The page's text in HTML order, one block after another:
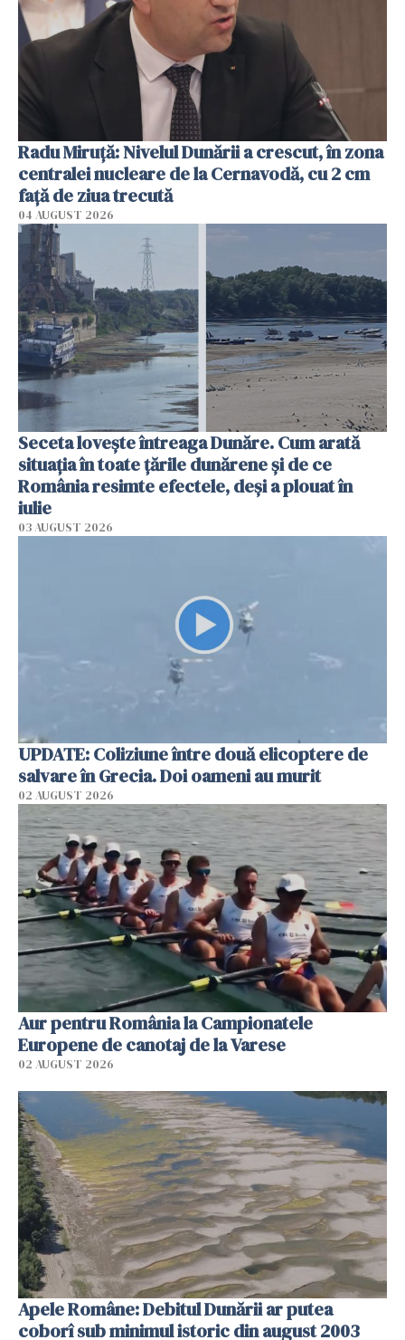
Radu Miruţă: Nivelul Dunării a crescut, în zona
centralei nucleare de la Cernavodă, cu 2 cm
faţă de ziua trecută
04 AUGUST 2026
Seceta lovește întreaga Dunăre. Cum arată
situația în toate țările dunărene și de ce
România resimte efectele, deși a plouat în
iulie
03 AUGUST 2026
UPDATE: Coliziune între două elicoptere de
salvare în Grecia. Doi oameni au murit
02 AUGUST 2026
Aur pentru România la Campionatele
Europene de canotaj de la Varese
02 AUGUST 2026
Apele Române: Debitul Dunării ar putea
coborî sub minimul istoric din august 2003